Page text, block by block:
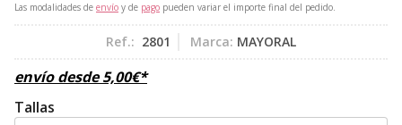
Las modalidades de envío y de pago pueden variar el importe final del pedido.
Ref.: 2801 Marca: MAYORAL
envío desde5,00€*
Tallas